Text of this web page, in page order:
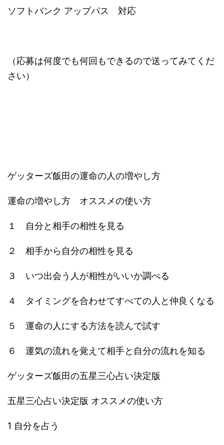
ソフトバンク アップパス 対応
（応募は何度でも何回もできるので送ってみてくだ
さい）
ゲッターズ飯田の運命の人の増やし方
運命の増やし方 オススメの使い方
１ 自分と相手の相性を見る
２ 相手から自分の相性を見る
３ いつ出会う人が相性がいいか調べる
４ タイミングを合わせてすべての人と仲良くなる
５ 運命の人にする方法を読んで試す
６ 運気の流れを覚えて相手と自分の流れを知る
ゲッターズ飯田の五星三心占い決定版
五星三心占い決定版 オススメの使い方
1 自分を占う